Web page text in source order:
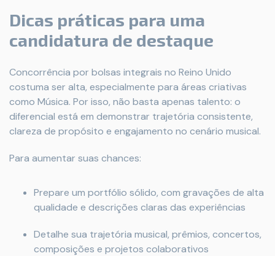
Dicas práticas para uma
candidatura de destaque
Concorrência por bolsas integrais no Reino Unido
costuma ser alta, especialmente para áreas criativas
como Música. Por isso, não basta apenas talento: o
diferencial está em demonstrar trajetória consistente,
clareza de propósito e engajamento no cenário musical.
Para aumentar suas chances:
Prepare um portfólio sólido, com gravações de alta
qualidade e descrições claras das experiências
Detalhe sua trajetória musical, prêmios, concertos,
composições e projetos colaborativos